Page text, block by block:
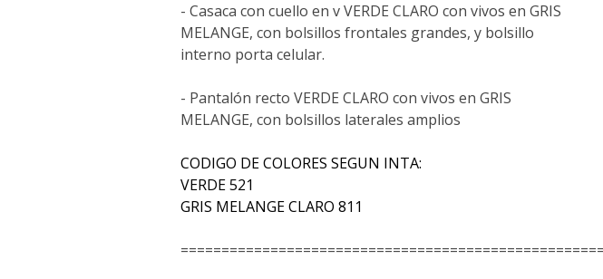
- Casaca con cuello en v VERDE CLARO con vivos en GRIS
MELANGE, con bolsillos frontales grandes, y bolsillo
interno porta celular.
- Pantalón recto VERDE CLARO con vivos en GRIS
MELANGE, con bolsillos laterales amplios
CODIGO DE COLORES SEGUN INTA:
VERDE 521
GRIS MELANGE CLARO 811